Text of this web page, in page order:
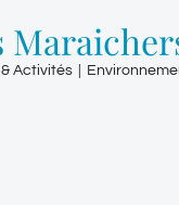
Activités